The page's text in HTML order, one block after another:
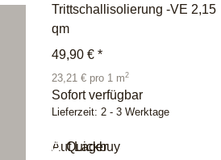
Trittschallisolierung -VE 2,15
qm
49,90 € *
23,21 € pro 1 m2
Sofort verfügbar
Lieferzeit: 2 - 3 Werktage
Quickbuy
Auf Lager